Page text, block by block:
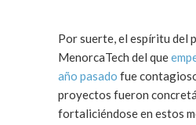
Por suerte, el espíritu del
MenorcaTech del que
año pasado fue
proyectos fueron
fortaliciéndose en estos